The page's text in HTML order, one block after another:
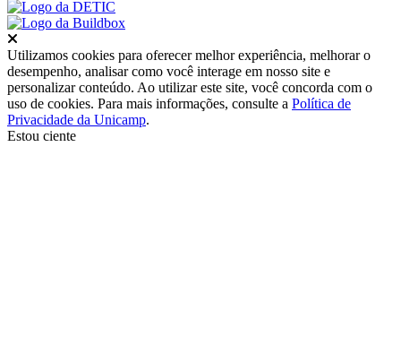
Utilizamos cookies para oferecer melhor experiência, melhorar o
desempenho, analisar como você interage em nosso site e
personalizar conteúdo. Ao utilizar este site, você concorda com o
uso de cookies. Para mais informações, consulte a Política de
Privacidade da Unicamp.
Estou ciente